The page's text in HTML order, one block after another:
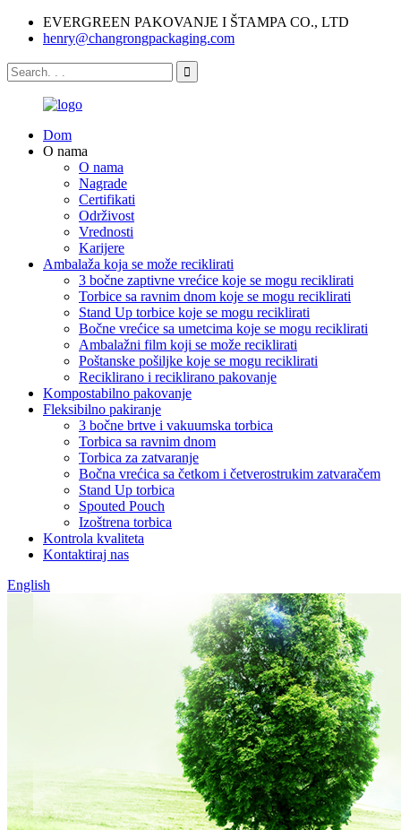
EVERGREEN PAKOVANJE I ŠTAMPA CO., LTD
henry@changrongpackaging.com
Dom
O nama
O nama
Nagrade
Certifikati
Održivost
Vrednosti
Karijere
Ambalaža koja se može reciklirati
3 bočne zaptivne vrećice koje se mogu reciklirati
Torbice sa ravnim dnom koje se mogu reciklirati
Stand Up torbice koje se mogu reciklirati
Bočne vrećice sa umetcima koje se mogu reciklirati
Ambalažni film koji se može reciklirati
Poštanske pošiljke koje se mogu reciklirati
Reciklirano i reciklirano pakovanje
Kompostabilno pakovanje
Fleksibilno pakiranje
3 bočne brtve i vakuumska torbica
Torbica sa ravnim dnom
Torbica za zatvaranje
Bočna vrećica sa četkom i četverostrukim zatvaračem
Stand Up torbica
Spouted Pouch
Izoštrena torbica
Kontrola kvaliteta
Kontaktiraj nas
English